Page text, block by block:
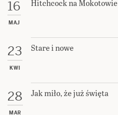
16
MAJ
Hitchcock na Mokotowie
23
KWI
Stare i nowe
28
MAR
Jak miło, że już święta